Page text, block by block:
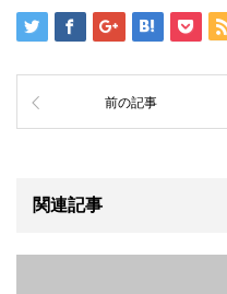
前の記事
関連記事